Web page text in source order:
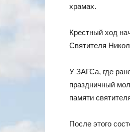
храмах.
Крестный ход
Святителя
У ЗАГСа, где
праздничный
памяти
После этого